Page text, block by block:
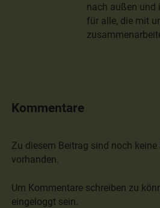
nach außen und
für alle, die mit
Kommentare
Zu diesem Beitrag sind noch
vorhanden.
Um Kommentare schreiben zu
eingeloggt sein.